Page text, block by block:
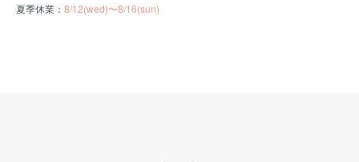
夏季休業： 8/12(wed)〜8/16(sun)